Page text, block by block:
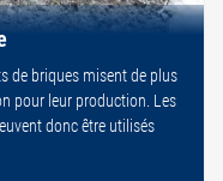
de briques misent de plus
pour leur production. Les
donc être utilisés